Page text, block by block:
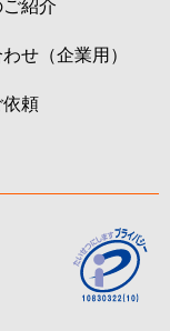
紹介
せ（企業用）
頼